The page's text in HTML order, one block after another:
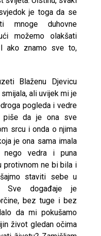
je toga da se
mnoge duhovne
možemo olakšati
ako znamo sve to,
Blaženu Djevicu
ali uvijek mi je
pogleda i vedre
piše da je ona sve
srcu i onda o njima
je ona sama imala
nego vedra i puna
protivnom ne bi bila i
staviti sebe u
Sve događaje je
bez tuge i bez
da mi pokušamo
život gledan očima